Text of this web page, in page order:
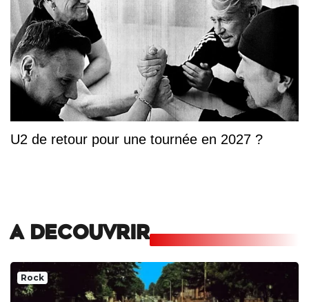
U2 de retour pour une tournée en 2027 ?
A DECOUVRIR
Rock